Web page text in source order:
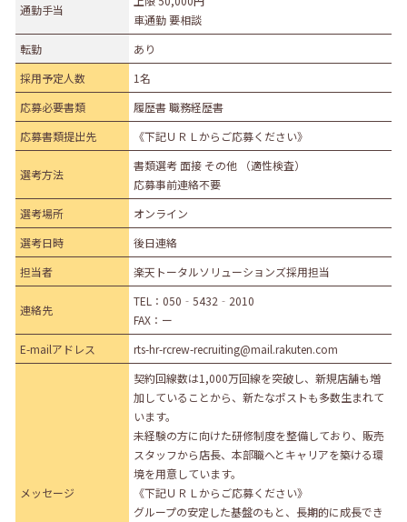
通勤手当
車通勤 要相談
転勤
あり
採用予定人数
1名
応募必要書類
履歴書 職務経歴書
応募書類提出先
《下記ＵＲＬからご応募ください》
選考方法
書類選考 面接 その他 （適性検査）
応募事前連絡不要
選考場所
オンライン
選考日時
後日連絡
担当者
楽天トータルソリューションズ採用担当
連絡先
TEL： 050‐5432‐2010
FAX：ー
E-mailアドレス
rts-hr-rcrew-recruiting@mail.rakuten.com
メッセージ
契約回線数は1,000万回線を突破し、新規店舗も増
加していることから、新たなポストも多数生まれて
います。
未経験の方に向けた研修制度を整備しており、販売
スタッフから店長、本部職へとキャリアを築ける環
境を用意しています。
《下記ＵＲＬからご応募ください》
グループの安定した基盤のもと、長期的に成長でき